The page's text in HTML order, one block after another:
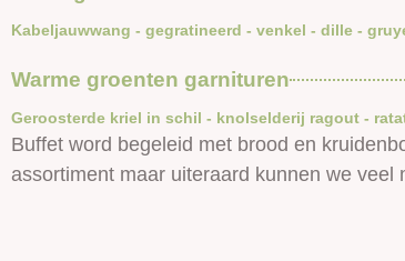
Kabeljauwwang - gegratineerd - venkel - dille -
Warme groenten garnituren
Geroosterde kriel in schil - knolselderij ragout -
Buffet word begeleid met brood en
assortiment maar uiteraard kunnen we veel